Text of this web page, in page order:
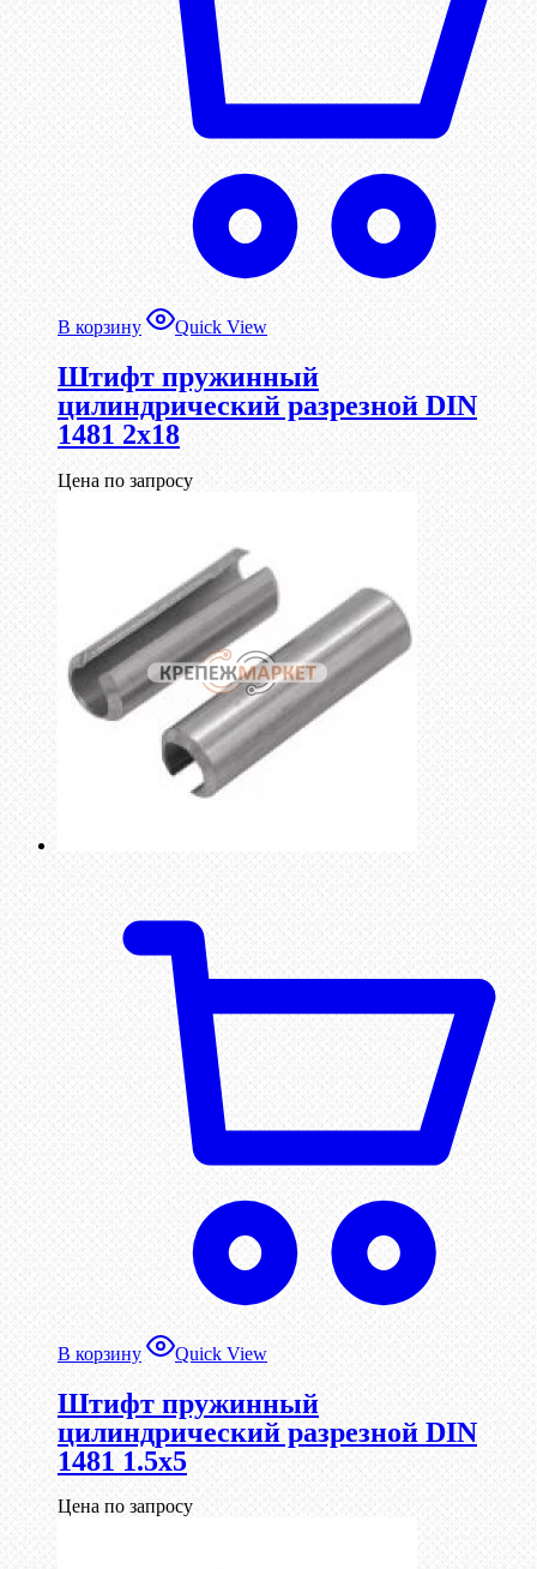
В корзину Quick View
Штифт пружинный
цилиндрический разрезной DIN
1481 2х18
Цена по запросу
В корзину Quick View
Штифт пружинный
цилиндрический разрезной DIN
1481 1.5х5
Цена по запросу